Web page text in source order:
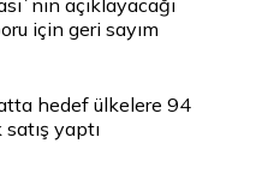
açıklayacağı
için geri sayım
hedef ülkelere 94
yaptı